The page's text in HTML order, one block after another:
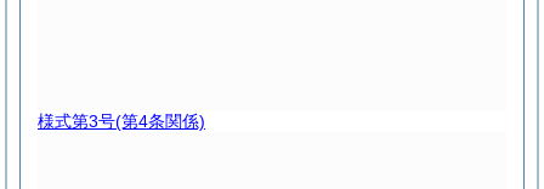
様式第3号(第4条関係)